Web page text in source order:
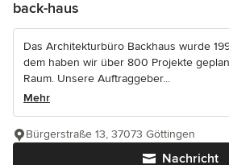
back-haus
Das Architekturbüro Backhaus wurde
dem haben wir über 800 Projekte
Raum. Unsere Auftraggeber...
Mehr
Nachricht
Bürgerstraße 13, 37073 Göttingen